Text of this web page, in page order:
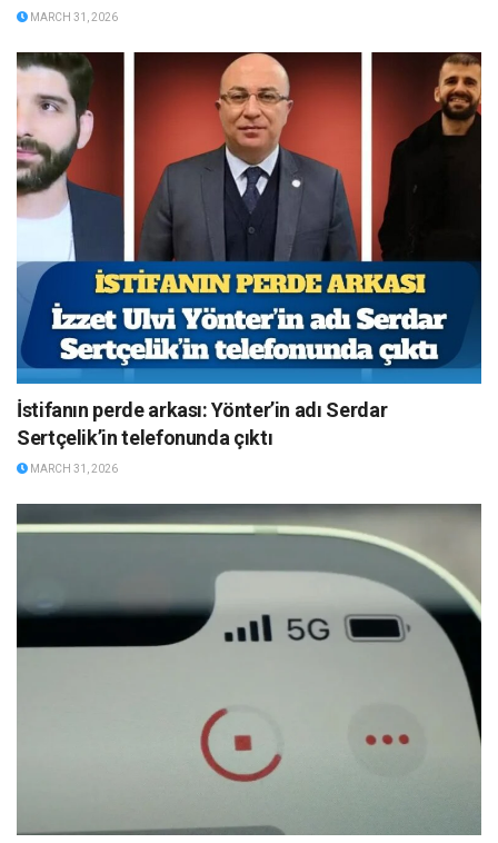
MARCH 31, 2026
İstifanın perde arkası: Yönter’in adı Serdar
Sertçelik’in telefonunda çıktı
MARCH 31, 2026